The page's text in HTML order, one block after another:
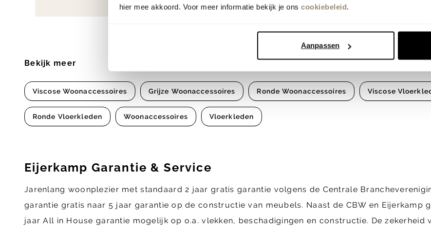
hier mee akkoord. Voor meer informatie bekijk je ons cookiebeleid.
Aanpassen
Bekijk meer
Viscose Woonaccessoires Grijze Woonaccessoires Ronde Woonaccessoires Viscose
Ronde Vloerkleden Woonaccessoires Vloerkleden
Eijerkamp Garantie & Service
Jarenlang woonplezier met standaard 2 jaar gratis garantie volgens de Centrale
garantie gratis naar 5 jaar garantie op de constructie van meubels. Naast de CBW en Eijerkamp
jaar All in House garantie mogelijk op o.a. vlekken, beschadigingen en constructie. De zekerheid